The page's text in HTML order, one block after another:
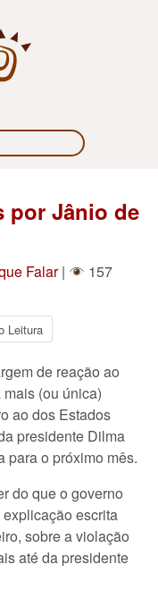
por Jânio de
Falar|
157
Leitura
de reação ao
(ou única)
ao dos Estados
presidente Dilma
para o próximo mês.
do que o governo
escrita
sobre a violação
até da presidente